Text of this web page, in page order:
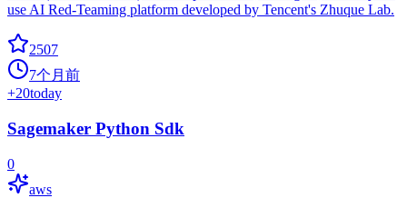
use AI Red-Teaming platform developed by Tencent's Zhuque Lab.
2507
7个月前
+20today
Sagemaker Python Sdk
0
aws